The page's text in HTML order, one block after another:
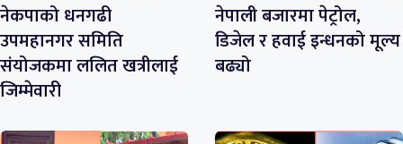
नेकपाको धनगढी
उपमहानगर समिति
संयोजकमा ललित खत्रीलाई
जिम्मेवारी
नेपाली बजारमा पेट्रोल,
डिजेल र हवाई इन्धनको मूल्य
बढ्यो